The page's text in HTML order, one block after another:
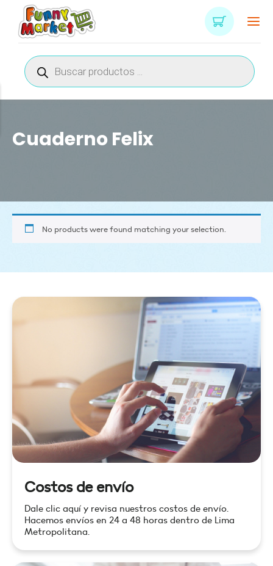
Búsqueda
de
productos
Cuaderno Felix
No products were found matching your selection.
Costos de envío
Dale clic aquí y revisa nuestros costos de envío.
Hacemos envíos en 24 a 48 horas dentro de Lima
Metropolitana.